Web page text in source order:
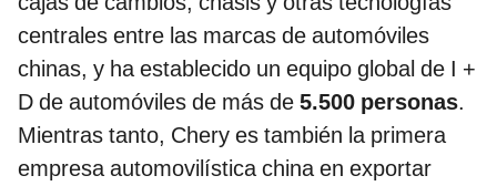
centrales entre las marcas de automóviles
chinas, y ha establecido un equipo global de I +
D de automóviles de más de 5.500 personas.
Mientras tanto, Chery es también la primera
empresa automovilística china en exportar